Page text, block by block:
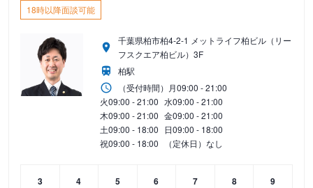
18時以降面談可能
千葉県柏市柏4-2-1 メットライフ柏ビル（リー
フスクエア柏ビル）3F
柏駅
（受付時間） 月09:00 - 21:00
火09:00 - 21:00 水09:00 - 21:00
木09:00 - 21:00 金09:00 - 21:00
土09:00 - 18:00 日09:00 - 18:00
祝09:00 - 18:00 （定休日）なし
3
4
5
6
7
8
9